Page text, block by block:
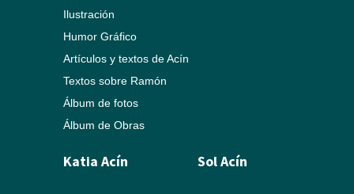
Ilustración
Humor Gráfico
Artículos y textos de Acín
Textos sobre Ramón
Álbum de fotos
Álbum de Obras
Katia Acín Sol Acín